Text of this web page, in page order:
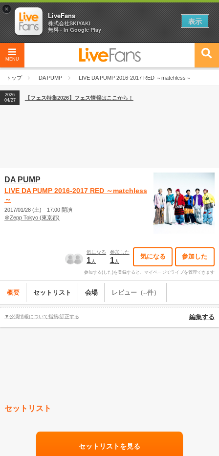
MENU
トップ DA PUMP LIVE DA PUMP 2016-2017 RED ～matchless～
2026
04/27
2026
【ライブ動員ランキング】2026年上半期編発表！
2026
04/27
【フェス特集2026】フェス情報はここから！
DA PUMP
LIVE DA PUMP 2016-2017 RED ～matchless
～
2017/01/28 (土) 17:00 開演
＠Zepp Tokyo (東京都)
気になる
1人
参加した
1人
気になる 参加した
参加する(した)を登録すると、マイページでライブを管理できます
概要 セットリスト 会場 レビュー（--件）
▼公演情報について指摘/訂正する 編集する
セットリスト
セットリストを見る
×
LiveFans
株式会社SKIYAKI
無料 - In Google Play
表示